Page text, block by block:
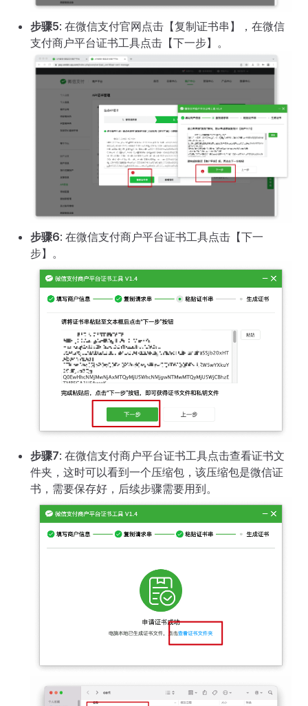
步骤5: 在微信支付官网点击【复制证书串】，在微信
支付商户平台证书工具点击【下一步】。
步骤6: 在微信支付商户平台证书工具点击【下一
步】。
步骤7: 在微信支付商户平台证书工具点击查看证书文
件夹，这时可以看到一个压缩包，该压缩包是微信证
书，需要保存好，后续步骤需要用到。